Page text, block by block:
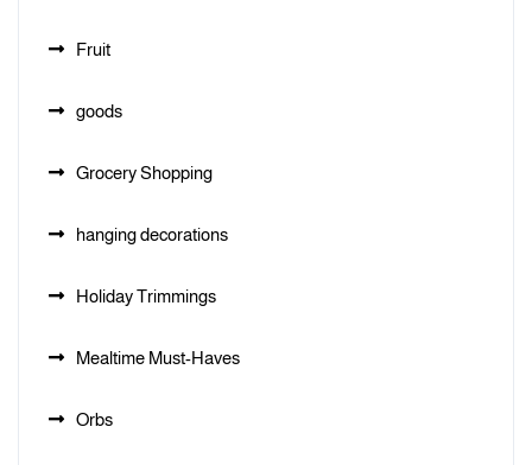
Fruit
goods
Grocery Shopping
hanging decorations
Holiday Trimmings
Mealtime Must-Haves
Orbs